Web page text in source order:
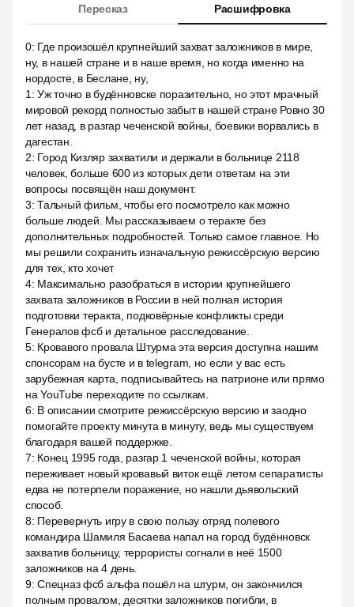
Пересказ Расшифровка
0: Где произошёл крупнейший захват заложников в мире,
ну, в нашей стране и в наше время, но когда именно на
нордосте, в Беслане, ну,
1 :Уж точно в будённовске поразительно, но этот мрачный
мировой рекорд полностью забыт в нашей стране Ровно 30
лет назад, в разгар чеченской войны, боевики ворвались в
дагестан.
2: Город Кизляр захватили и держали в больнице 2118
человек, больше 600 из которых дети ответам на эти
вопросы посвящён наш документ.
3:Тальный фильм, чтобы его посмотрело как можно
больше людей. Мы рассказываем о теракте без
дополнительных подробностей. Только самое главное. Но
мы решили сохранить изначальную режиссёрскую версию
для тех, кто хочет
4: Максимально разобраться в истории крупнейшего
захвата заложников в России в ней полная история
подготовки теракта, подковёрные конфликты среди
Генералов фсб и детальное расследование.
5: Кровавого провала Штурма эта версия доступна нашим
спонсорам на бусте и в telegram, но если у вас есть
зарубежная карта, подписывайтесь на патрионе или прямо
на YouTube переходите по ссылкам.
6: В описании смотрите режиссёрскую версию и заодно
помогайте проекту минута в минуту, ведь мы существуем
благодаря вашей поддержке.
7: Конец 1995 года, разгар 1 чеченской войны, которая
переживает новый кровавый виток ещё летом сепаратисты
едва не потерпели поражение, но нашли дьявольский
способ.
8: Перевернуть игру в свою пользу отряд полевого
командира Шамиля Басаева напал на город будённовск
захватив больницу, террористы согнали в неё 1500
заложников на 4 день.
9:Спецназ фсб альфа пошёл на штурм, он закончился
полным провалом, десятки заложников погибли, в